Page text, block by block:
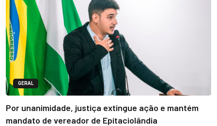
GERAL
Por unanimidade, justiça extingue ação e mantém
mandato de vereador de Epitaciolândia